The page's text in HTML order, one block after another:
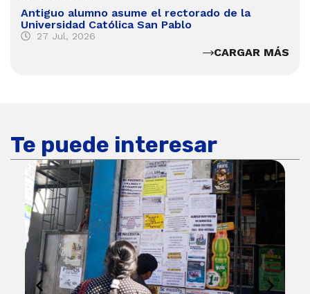
Antiguo alumno asume el rectorado de la
Universidad Católica San Pablo
27 Jul, 2026
CARGAR MÁS
Te puede interesar